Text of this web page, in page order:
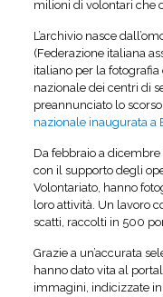
milioni di volontari che
L’archivio nasce
(Federazione italiana
italiano per la fotografia
nazionale dei centri di
preannunciato lo
nazionale inaugurata a
Da febbraio a
con il supporto degli
Volontariato, hanno
loro attività. Un lavoro
scatti, raccolti in 500
Grazie a un’accurata
hanno dato vita al
immagini, indicizzate